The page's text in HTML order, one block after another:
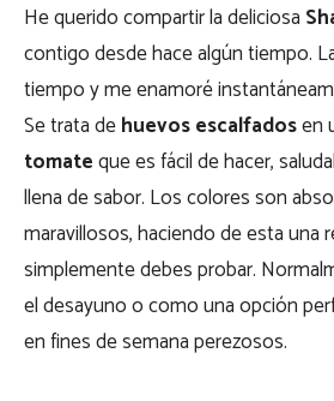
He querido compartir la deliciosa
contigo desde hace algún tiempo.
tiempo y me enamoré
Se trata dehuevos escalfadosen
tomateque es fácil de hacer,
llena de sabor. Los colores son
maravillosos, haciendo de esta una
simplemente debes probar.
el desayuno o como una opción
en fines de semana perezosos.